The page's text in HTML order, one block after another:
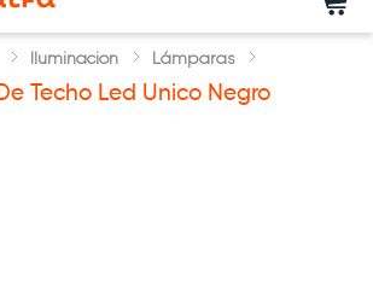
Iluminación Lámparas
Techo Led Unico Negro